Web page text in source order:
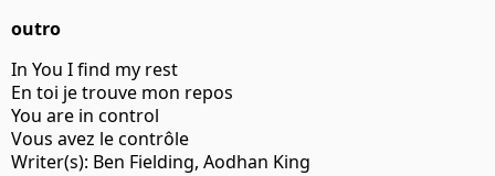
outro
In You I find my rest
En toi je trouve mon repos
You are in control
Vous avez le contrôle
Writer(s): Ben Fielding, Aodhan King